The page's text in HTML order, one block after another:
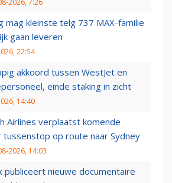
mag kleinste telg 737 MAX-familie
gaan leveren
22:54
akkoord tussen WestJet en
einde staking in zicht
14:40
Airlines verplaatst komende
tussenstop op route naar Sydney
2026, 14:03
publiceert nieuwe documentaire